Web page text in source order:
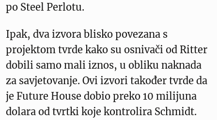
po Steel Perlotu.
Ipak, dva izvora blisko povezana s
projektom tvrde kako su osnivači od Ritter
dobili samo mali iznos, u obliku naknada
za savjetovanje. Ovi izvori također tvrde da
je Future House dobio preko 10 milijuna
dolara od tvrtki koje kontrolira Schmidt.